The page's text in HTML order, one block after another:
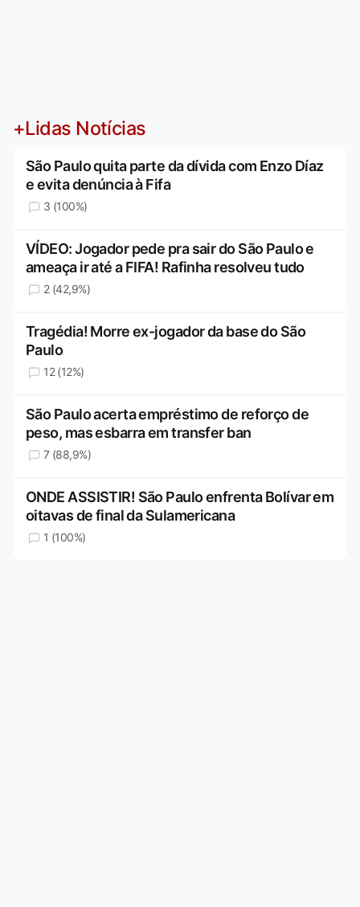
+Lidas Notícias
São Paulo quita parte da dívida com Enzo Díaz
e evita denúncia à Fifa
3 (100%)
VÍDEO: Jogador pede pra sair do São Paulo e
ameaça ir até a FIFA! Rafinha resolveu tudo
2 (42,9%)
Tragédia! Morre ex-jogador da base do São
Paulo
12 (12%)
São Paulo acerta empréstimo de reforço de
peso, mas esbarra em transfer ban
7 (88,9%)
ONDE ASSISTIR! São Paulo enfrenta Bolívar em
oitavas de final da Sulamericana
1 (100%)